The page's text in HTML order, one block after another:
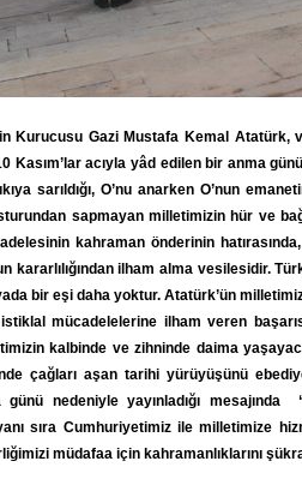
Kurucusu Gazi Mustafa Kemal Atatürk,
Kasım’lar acıyla yâd edilen bir anma
sarıldığı, O’nu anarken O’nun
sapmayan milletimizin hür ve
kahraman önderinin
kararlılığından ilham alma vesilesidir.
bir eşi daha yoktur. Atatürk’ün
mücadelelerine ilham veren
kalbinde ve zihninde daima
çağları aşan tarihi yürüyüşünü
günü nedeniyle yayınladığı
sıra Cumhuriyetimiz ile milletimize
müdafaa için kahramanlıklarını